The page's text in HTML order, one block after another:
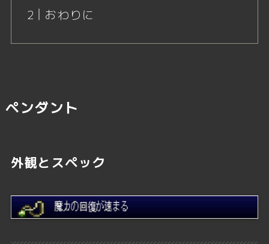
おわりに
ペンダント
外観とスペック